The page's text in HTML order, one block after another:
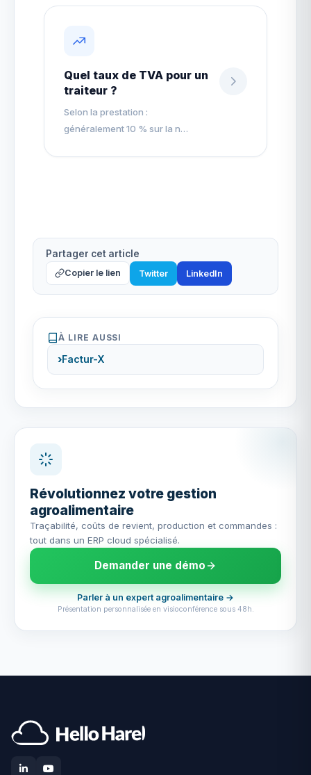
Quel taux de TVA pour un
traiteur ?
Selon la prestation :
généralement 10 % sur la n…
Partager cet article
Copier le lien Twitter LinkedIn
À LIRE AUSSI
Factur-X
Révolutionnez votre gestion
agroalimentaire
Traçabilité, coûts de revient, production et commandes :
tout dans un ERP cloud spécialisé.
Demander une démo
Parler à un expert agroalimentaire →
Présentation personnalisée en visioconférence sous 48h.